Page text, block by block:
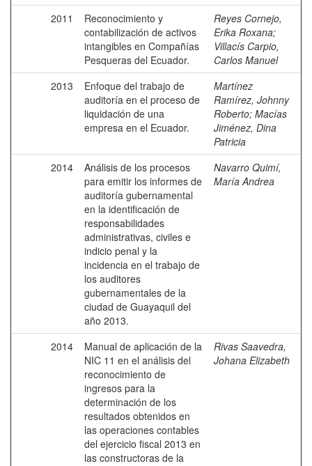
2011
Reconocimiento y
contabilización de activos
intangibles en Compañías
Pesqueras del Ecuador.
Reyes Cornejo,
Erika Roxana;
Villacís Carpio,
Carlos Manuel
2013
Enfoque del trabajo de
auditoría en el proceso de
liquidación de una
empresa en el Ecuador.
Martínez
Ramírez, Johnny
Roberto; Macías
Jiménez, Dina
Patricia
2014
Análisis de los procesos
para emitir los informes de
auditoría gubernamental
en la identificación de
responsabilidades
administrativas, civiles e
indicio penal y la
incidencia en el trabajo de
los auditores
gubernamentales de la
ciudad de Guayaquil del
año 2013.
Navarro Quimí,
María Andrea
2014
Manual de aplicación de la
NIC 11 en el análisis del
reconocimiento de
ingresos para la
determinación de los
resultados obtenidos en
las operaciones contables
del ejercicio fiscal 2013 en
las constructoras de la
Rivas Saavedra,
Johana Elizabeth